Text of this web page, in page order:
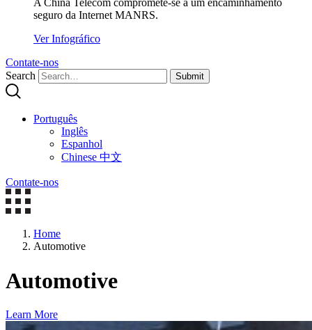
A China Telecom compromete-se a um encaminhamento
seguro da Internet MANRS.
Ver Infográfico
Contate-nos
Search
Submit
Português
Inglês
Espanhol
Chinese 中文
Contate-nos
Home
Automotive
Automotive
Learn More